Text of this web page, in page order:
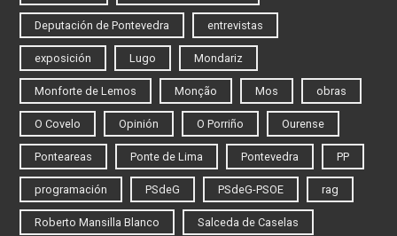
Deputación de Pontevedra entrevistas
exposición Lugo Mondariz
Monforte de Lemos Monção Mos obras
O Covelo Opinión O Porriño Ourense
Ponteareas Ponte de Lima Pontevedra PP
programación PSdeG PSdeG-PSOE rag
Roberto Mansilla Blanco Salceda de Caselas